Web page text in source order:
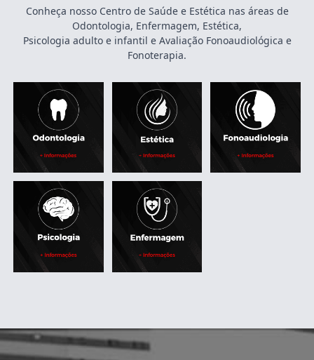
Conheça nosso Centro de Saúde e Estética nas áreas de
Odontologia, Enfermagem, Estética,
Psicologia adulto e infantil e Avaliação Fonoaudiológica e
Fonoterapia.